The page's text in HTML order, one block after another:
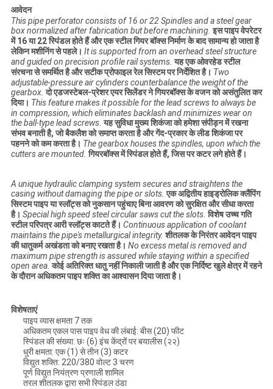
आवेदन
This pipe perforator consists of 16 or 22 Spindles and a steel gear
box normalized after fabrication but before machining. इस पाइप वेपरेटर
में 16 या 22 स्पिंडल होते हैं और एक स्टील गियर बॉक्स निर्माण के बाद सामान्य हो जाता है
लेकिन मशीनिंग से पहले। It is supported from an overhead steel structure
and guided on precision profile rail systems. यह एक ओवरहेड स्टील
संरचना से समर्थित है और सटीक प्रोफाइल रेल सिस्टम पर निर्देशित है। Two
adjustable-pressure air cylinders counterbalance the weight of the
gearbox. दो एडजस्टेबल-प्रेशर एयर सिलेंडर ने गियरबॉक्स के वजन को असंतुलित कर
दिया। This feature makes it possible for the lead screws to always be
in compression, which eliminates backlash and minimizes wear on
the ball-type lead screws. यह सुविधा मुख्य शिकंजा को हमेशा संपीड़न में रखना
संभव बनाती है, जो बैकलैश को समाप्त करता है और गेंद-प्रकार के लीड शिकंजा पर
पहनने को कम करता है। The gearbox houses the spindles, upon which the
cutters are mounted. गियरबॉक्स में स्पिंडल होते हैं, जिस पर कटर लगे होते हैं।
A unique hydraulic clamping system secures and straightens the
casing without damaging the pipe or slots. एक अद्वितीय हाइड्रोलिक क्लैंपिंग
सिस्टम पाइप या स्लॉट्स को नुकसान पहुंचाए बिना आवरण को सुरक्षित और सीधा करता
है। Special high speed steel circular saws cut the slots. विशेष उच्च गति
स्टील परिपत्र आरी स्लॉट्स काटते हैं। Continuous application of coolant
maintains the pipe's metallurgical integrity. शीतलक के निरंतर आवेदन पाइप
की धातुकर्म अखंडता को बनाए रखता है। No excess metal is removed and
maximum pipe strength is assured while staying within a specified
open area. कोई अतिरिक्त धातु नहीं निकाली जाती है और एक निर्दिष्ट खुले क्षेत्र में रहने
के दौरान अधिकतम पाइप शक्ति का आश्वासन दिया जाता है।
विशेषताएं
पाइप व्यास क्षमता 7 तक
अधिकतम एकल पास पाइप वेध की लंबाई: बीस (20) फीट
स्पिंडल की संख्या: छः (6) इंच केंद्रों पर बयालीस (२२)
धुरी क्षमता: एक (1) से तीन (3) कटर
विद्युत शक्ति: 220/380 वोल्ट 3 चरण
पूर्ण विद्युत नियंत्रण प्रणाली शामिल
तरल शीतलक द्वारा सभी स्पिंडल ठंडा